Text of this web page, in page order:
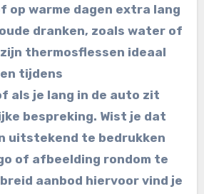
op warme dagen extra lang
dranken, zoals water of
thermosflessen ideaal
tijdens
als je lang in de auto zit
bespreking. Wist je dat
uitstekend te bedrukken
of afbeelding rondom te
aanbod hiervoor vind je